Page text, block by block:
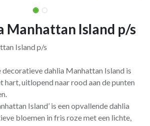
Manhattan Island p/s
Island p/s
dahlia Manhattan Island is
hart, uitlopend naar rood aan de punten
Island’ is een opvallende dahlia
bloemen in fris roze met een lichte,